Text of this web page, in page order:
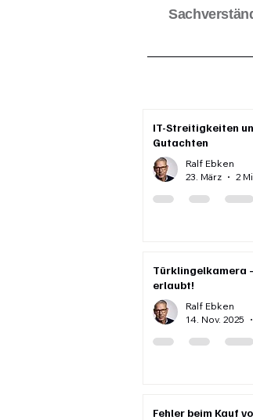
IT-Streitigkeiten
Gutachten
Ralf Ebken
23. März
2
Türklingelkamera
erlaubt!
Ralf Ebken
14. Nov. 2025
Fehler beim Kauf